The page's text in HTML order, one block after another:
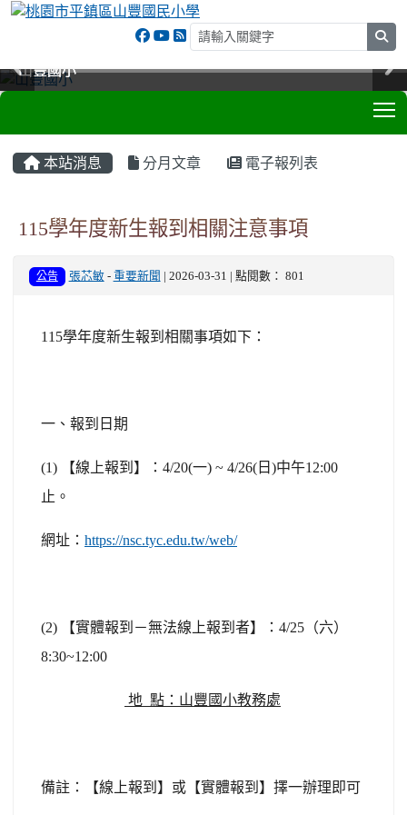
山豐國小
山豐國小
山豐國小
山豐國小
本站消息 分月文章 電子報列表
115學年度新生報到相關注意事項
公告 張芯敏- 重要新聞 | 2026-03-31 | 點閱數： 801
115學年度新生報到相關事項如下：
一、報到日期
(1) 【線上報到】：4/20(一) ~ 4/26(日)中午12:00
止。
網址： https://nsc.tyc.edu.tw/web/
(2) 【實體報到－無法線上報到者】：4/25（六）
8:30~12:00
地 點：山豐國小教務處
備註：【線上報到】或【實體報到】擇一辦理即可